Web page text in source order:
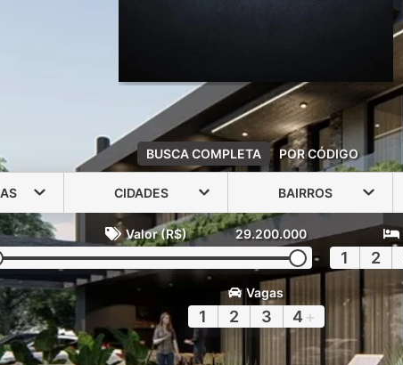
BUSCA COMPLETA POR CÓDIGO
CIDADES BAIRROS
Valor (R$) 29.200.000
1 2
Vagas
1 2 3 4 +